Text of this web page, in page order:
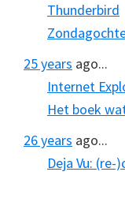
Thunderbird
25 years ago...
Internet
Het boek
26 years ago...
Deja Vu: